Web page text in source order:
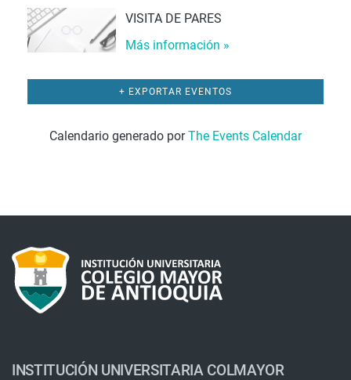
VISITA DE PARES
Más información »
+ EXPORTAR EVENTOS
Calendario generado porThe Events Calendar
INSTITUCIÓN UNIVERSITARIA COLMAYOR